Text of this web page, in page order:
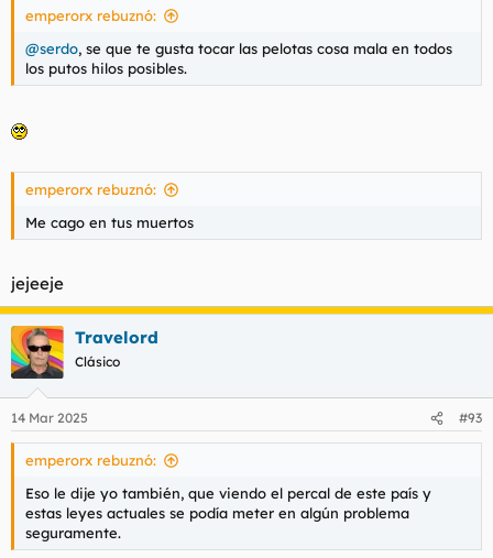
emperorx rebuznó:
@serdo, se que te gusta tocar las pelotas cosa mala en todos
los putos hilos posibles.
emperorx rebuznó:
Me cago en tus muertos
jejeeje
Travelord
Clásico
14 Mar 2025 #93
emperorx rebuznó:
Eso le dije yo también, que viendo el percal de este país y
estas leyes actuales se podía meter en algún problema
seguramente.